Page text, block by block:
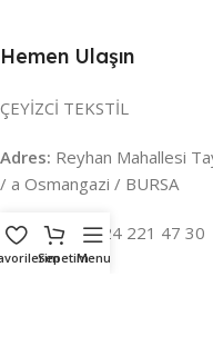
Hemen Ulaşın
ÇEYİZCİ TEKSTİL
Adres: Reyhan Mahallesi
/ a Osmangazi / BURSA
İLETİŞİM : 0224 221 47 30
SepetimMenu